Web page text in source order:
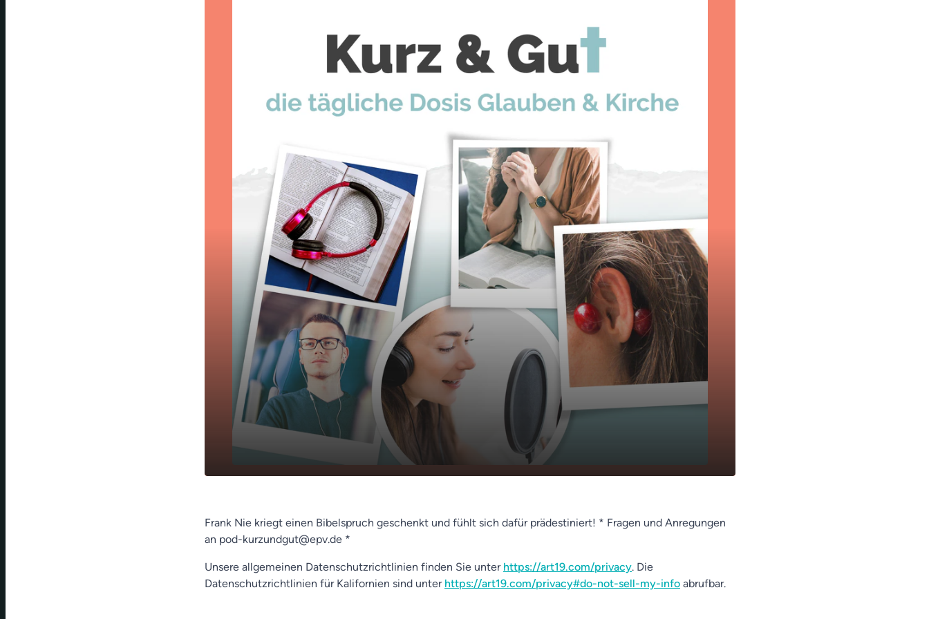
Frank Nie kriegt einen Bibelspruch geschenkt und fühlt sich dafür prädestiniert! * Fragen und Anregungen
an pod-kurzundgut@epv.de *
Unsere allgemeinen Datenschutzrichtlinien finden Sie unter https://art19.com/privacy. Die
Datenschutzrichtlinien für Kalifornien sind unter https://art19.com/privacy#do-not-sell-my-info abrufbar.